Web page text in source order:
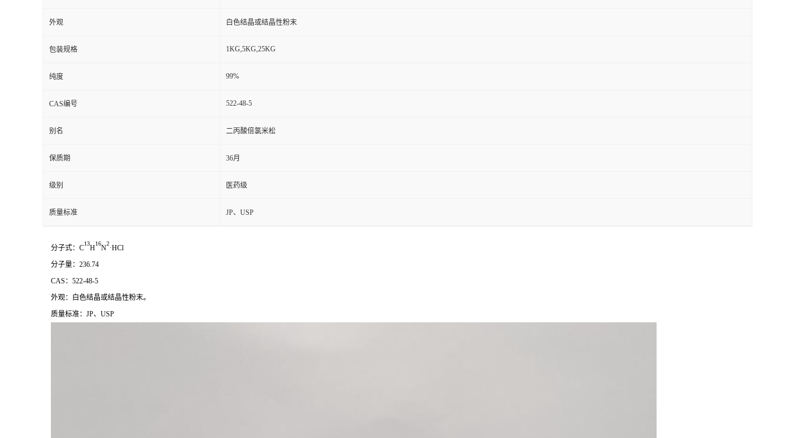
外观 白色结晶或结晶性粉末
包装规格 1KG,5KG,25KG
纯度 99%
CAS编号 522-48-5
别名 二丙酸倍氯米松
保质期 36月
级别 医药级
质量标准 JP、USP
分子式：C
13
H
16
N
2
·HCl
分子量：236.74
CAS：522-48-5
外观：白色结晶或结晶性粉末。
质量标准：JP、USP